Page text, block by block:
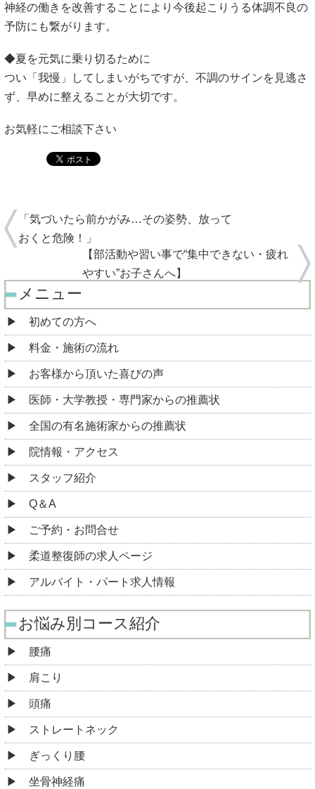
神経の働きを改善することにより今後起こりうる体調不良の
予防にも繋がります。
◆夏を元気に乗り切るために
つい「我慢」してしまいがちですが、不調のサインを見逃さ
ず、早めに整えることが大切です。
お気軽にご相談下さい
「気づいたら前かがみ…その姿勢、放って
おくと危険！」
【部活動や習い事で“集中できない・疲れ
やすい”お子さんへ】
メニュー
初めての方へ
料金・施術の流れ
お客様から頂いた喜びの声
医師・大学教授・専門家からの推薦状
全国の有名施術家からの推薦状
院情報・アクセス
スタッフ紹介
Q＆A
ご予約・お問合せ
柔道整復師の求人ページ
アルバイト・パート求人情報
お悩み別コース紹介
腰痛
肩こり
頭痛
ストレートネック
ぎっくり腰
坐骨神経痛